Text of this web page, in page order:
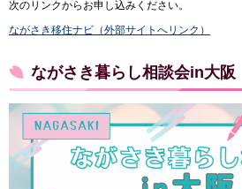
次のリンクからお申し込みください。
ながさき移住ナビ（外部サイトへリンク）
ながさき暮らし相談会in大阪